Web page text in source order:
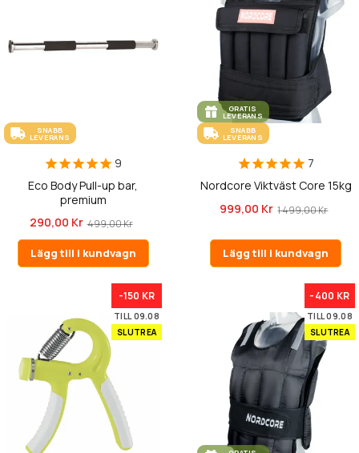
SNABB
LEVERANS
9
Eco Body Pull-up bar,
premium
290,00 Kr 499,00 Kr
Lägg till i kundvagn
GRATIS
LEVERANS
SNABB
LEVERANS
7
Nordcore Viktväst Core 15kg
999,00 Kr 1 499,00 Kr
Lägg till i kundvagn
-150 KR
TILL 09.08
SLUTREA
-400 KR
TILL 09.08
SLUTREA